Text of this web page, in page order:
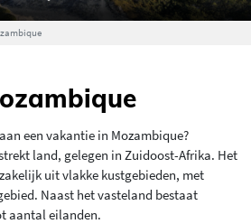
een vakantie in Mozambique?
land, gelegen in Zuidoost-Afrika. Het
uit vlakke kustgebieden, met
Naast het vasteland bestaat
aantal eilanden.